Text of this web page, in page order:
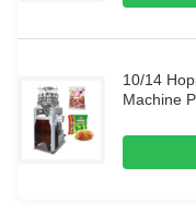
10/14
Machine